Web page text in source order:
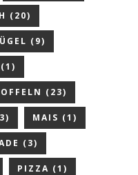
(20)
(9)
(1)
(23)
MAIS (1)
(3)
PIZZA (1)